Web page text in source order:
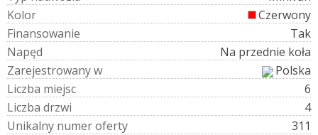
Kolor
Czerwony
Finansowanie
Tak
Napęd
Na przednie koła
Zarejestrowanyw
Polska
Liczba miejsc
6
Liczba drzwi
4
Unikalny numeroferty
311